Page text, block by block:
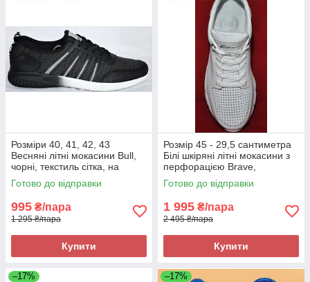
Розміри 40, 41, 42, 43
Весняні літні мокасини Bull,
чорні, текстиль сітка, на
підошві з піни, легкі та зручні
Готово до відправки
995 ₴/пара
1 295 ₴/пара
Купити
Розмір 45 - 29,5 сантиметра
Білі шкіряні літні мокасини з
перфорацією Brave,
повнорозмірні, на підошві з
піни, легкі та зручні
Готово до відправки
1 995 ₴/пара
2 495 ₴/пара
Купити
–17% –17%